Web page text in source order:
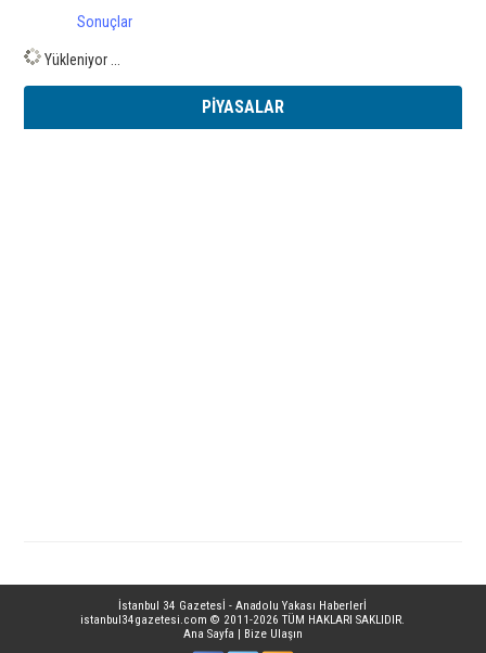
Sonuçlar
Yükleniyor ...
PİYASALAR
İstanbul 34 Gazetesİ - Anadolu Yakası Haberlerİ
istanbul34gazetesi.com © 2011-2026 TÜM HAKLARI SAKLIDIR.
Ana Sayfa | Bize Ulaşın